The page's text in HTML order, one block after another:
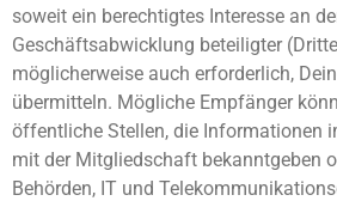
soweit ein berechtigtes Interesse an
Geschäftsabwicklung beteiligter
möglicherweise auch erforderlich,
übermitteln. Mögliche Empfänger
öffentliche Stellen, die Informationen
mit der Mitgliedschaft bekanntgeben
Behörden, IT und